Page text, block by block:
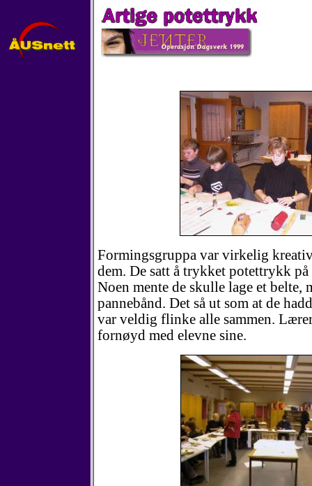
Formingsgruppa var virkelig
dem. De satt å trykket potettrykk
Noen mente de skulle lage et belte,
pannebånd. Det så ut som at de
var veldig flinke alle sammen.
fornøyd med elevne sine.